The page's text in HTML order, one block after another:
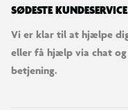
SØDESTE KUNDESERVICE
Vi er klar til at hjælpe
eller få hjælp via chat
betjening.